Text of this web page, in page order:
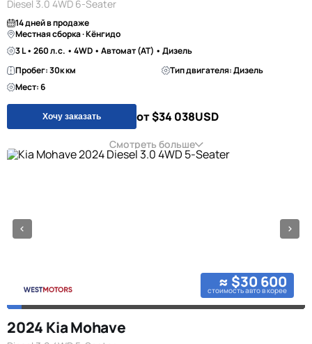
Diesel 3.0 4WD 6-Seater
14 дней в продаже
Местная сборка · Кёнгидо
3 L • 260 л.с. • 4WD • Автомат (AT) • Дизель
Пробег: 30к км
Тип двигателя: Дизель
Мест: 6
Хочу заказать от $34 038USD
Смотреть больше
≈ $30 600
стоимость авто в корее
2024 Kia Mohave